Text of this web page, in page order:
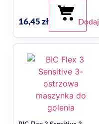
16,45zł Dodaj